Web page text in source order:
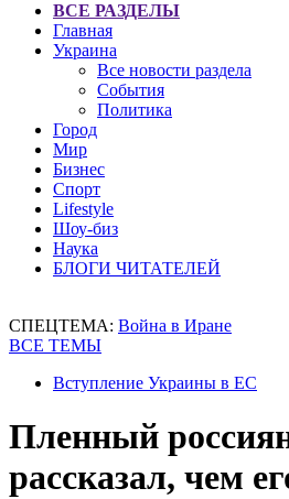
ВСЕ РАЗДЕЛЫ
Главная
Украина
Все новости раздела
События
Политика
Город
Мир
Бизнес
Спорт
Lifestyle
Шоу-биз
Наука
БЛОГИ ЧИТАТЕЛЕЙ
СПЕЦТЕМА: Война в Иране
ВСЕ ТЕМЫ
Вступление Украины в ЕС
Пленный
рассказал, чем